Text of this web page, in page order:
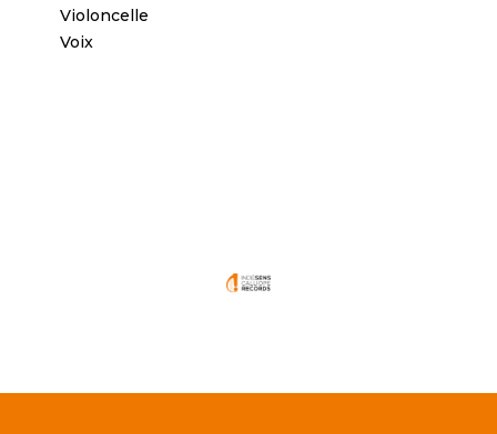
Violoncelle
Voix